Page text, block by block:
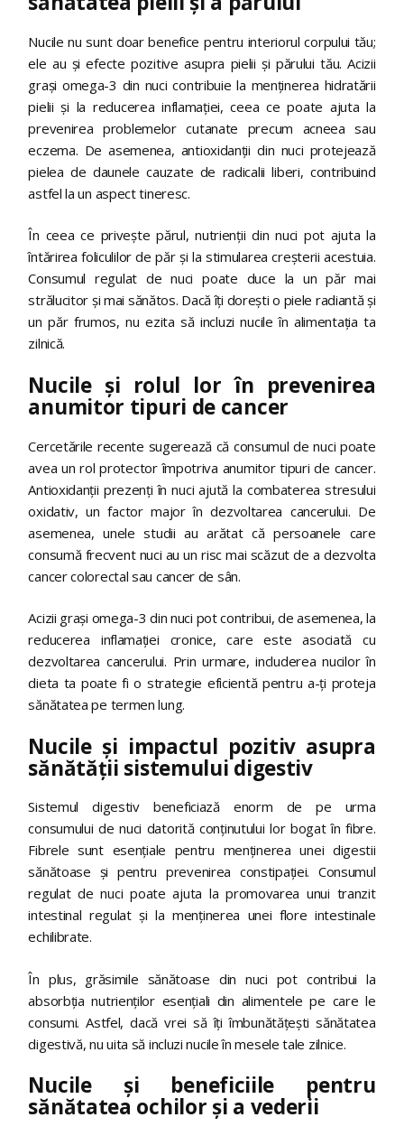
Nucile nu sunt doar benefice pentru interiorul corpului tău;
ele au și efecte pozitive asupra pielii și părului tău. Acizii
grași omega-3 din nuci contribuie la menținerea hidratării
pielii și la reducerea inflamației, ceea ce poate ajuta la
prevenirea problemelor cutanate precum acneea sau
eczema. De asemenea, antioxidanții din nuci protejează
pielea de daunele cauzate de radicalii liberi, contribuind
astfel la un aspect tineresc.
În ceea ce privește părul, nutrienții din nuci pot ajuta la
întărirea foliculilor de păr și la stimularea creșterii acestuia.
Consumul regulat de nuci poate duce la un păr mai
strălucitor și mai sănătos. Dacă îți dorești o piele radiantă și
un păr frumos, nu ezita să incluzi nucile în alimentația ta
zilnică.
Nucile și rolul lor în prevenirea
anumitor tipuri de cancer
Cercetările recente sugerează că consumul de nuci poate
avea un rol protector împotriva anumitor tipuri de cancer.
Antioxidanții prezenți în nuci ajută la combaterea stresului
oxidativ, un factor major în dezvoltarea cancerului. De
asemenea, unele studii au arătat că persoanele care
consumă frecvent nuci au un risc mai scăzut de a dezvolta
cancer colorectal sau cancer de sân.
Acizii grași omega-3 din nuci pot contribui, de asemenea, la
reducerea inflamației cronice, care este asociată cu
dezvoltarea cancerului. Prin urmare, includerea nucilor în
dieta ta poate fi o strategie eficientă pentru a-ți proteja
sănătatea pe termen lung.
Nucile și impactul pozitiv asupra
sănătății sistemului digestiv
Sistemul digestiv beneficiază enorm de pe urma
consumului de nuci datorită conținutului lor bogat în fibre.
Fibrele sunt esențiale pentru menținerea unei digestii
sănătoase și pentru prevenirea constipației. Consumul
regulat de nuci poate ajuta la promovarea unui tranzit
intestinal regulat și la menținerea unei flore intestinale
echilibrate.
În plus, grăsimile sănătoase din nuci pot contribui la
absorbția nutrienților esențiali din alimentele pe care le
consumi. Astfel, dacă vrei să îți îmbunătățești sănătatea
digestivă, nu uita să incluzi nucile în mesele tale zilnice.
Nucile și beneficiile pentru
sănătatea ochilor și a vederii